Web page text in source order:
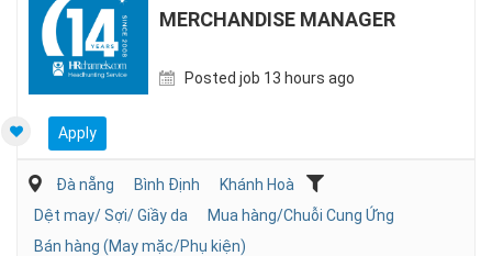
MERCHANDISE MANAGER
Posted job 13 hours ago
Apply
Đà nẵng Bình Định
Khánh Hoà
Dệt may/ Sợi/ Giầy da
Mua hàng/Chuỗi Cung Ứng
Bán hàng (May mặc/Phụ kiện)